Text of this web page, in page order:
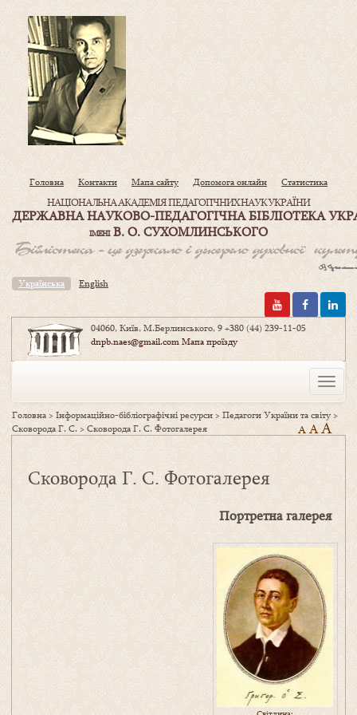
Головна Контакти Мапа сайту Допомога онлайн Статистика
НАЦІОНАЛЬНА АКАДЕМІЯ ПЕДАГОГІЧНИХ НАУК УКРАЇНИ
ДЕРЖАВНА НАУКОВО-ПЕДАГОГІЧНА БІБЛІОТЕКА
ІМЕНІВ. О. СУХОМЛИНСЬКОГО
Українська English
04060, Київ, М.Берлинського, 9+380 (44) 239-11-05
dnpb.naes@gmail.comМапа проїзду
Toggle
Головна >Інформаційно-бібліографічні ресурси >Педагоги України та світу>
Сковорода Г. С. >Сковорода Г. С. Фотогалерея A AA
Сковорода Г. С. Фотогалерея
Портретна галерея